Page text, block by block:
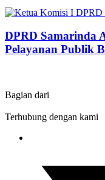
DPRD Samarinda
Pelayanan Publik
Bagian dari
Terhubung dengan kami